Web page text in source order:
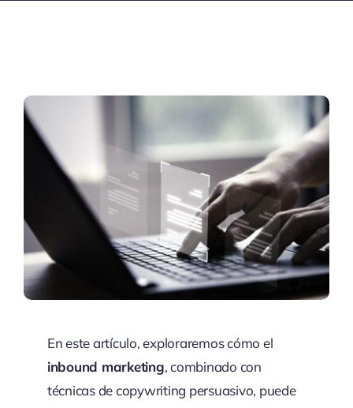
En este artículo, exploraremos cómo el
inbound marketing, combinado con
técnicas de copywriting persuasivo, puede